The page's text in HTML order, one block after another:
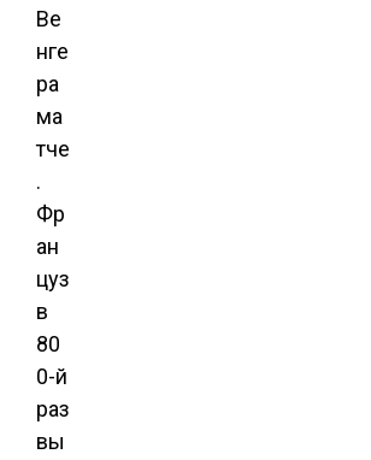
Ве
нге
ра
ма
тче
.
Фр
ан
цуз
в
80
0-й
раз
вы